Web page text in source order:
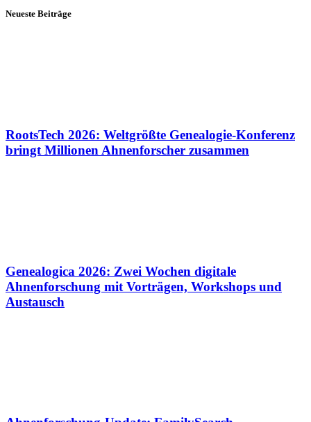
Neueste Beiträge
RootsTech 2026: Weltgrößte Genealogie-Konferenz
bringt Millionen Ahnenforscher zusammen
Genealogica 2026: Zwei Wochen digitale
Ahnenforschung mit Vorträgen, Workshops und
Austausch